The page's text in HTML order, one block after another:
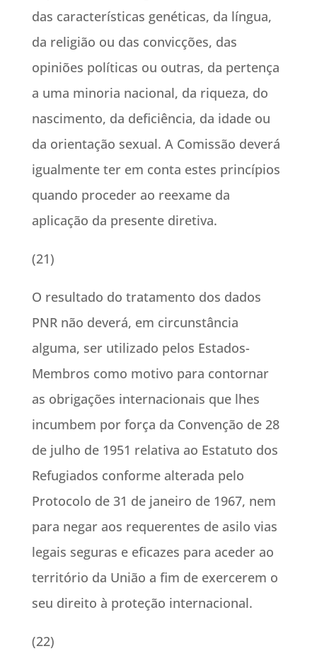
das características genéticas, da língua,
da religião ou das convicções, das
opiniões políticas ou outras, da pertença
a uma minoria nacional, da riqueza, do
nascimento, da deficiência, da idade ou
da orientação sexual. A Comissão deverá
igualmente ter em conta estes princípios
quando proceder ao reexame da
aplicação da presente diretiva.
(21)
O resultado do tratamento dos dados
PNR não deverá, em circunstância
alguma, ser utilizado pelos Estados-
Membros como motivo para contornar
as obrigações internacionais que lhes
incumbem por força da Convenção de 28
de julho de 1951 relativa ao Estatuto dos
Refugiados conforme alterada pelo
Protocolo de 31 de janeiro de 1967, nem
para negar aos requerentes de asilo vias
legais seguras e eficazes para aceder ao
território da União a fim de exercerem o
seu direito à proteção internacional.
(22)